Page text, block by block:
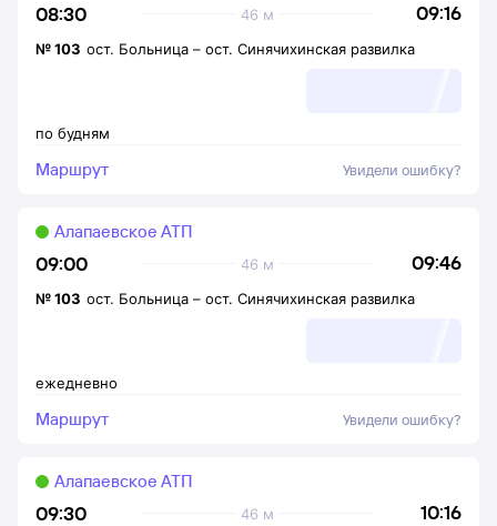
08:30 09:16
46 м
по будням
№103 ост. Больница – ост. Синячихинская развилка
Маршрут Увидели ошибку?
09:00 09:46
46 м
Алапаевское АТП
ежедневно
№103 ост. Больница – ост. Синячихинская развилка
Маршрут Увидели ошибку?
09:30 10:16
46 м
Алапаевское АТП